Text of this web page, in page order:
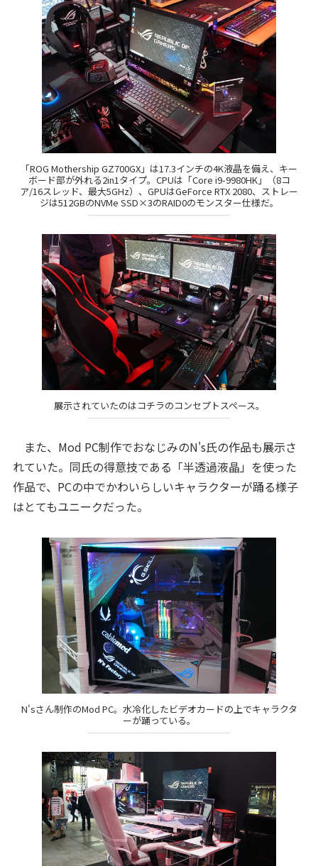
「ROG Mothership GZ700GX」は17.3インチの4K液晶を備え、キー
ボード部が外れる2in1タイプ。CPUは「Core i9-9980HK」（8コ
ア/16スレッド、最大5GHz）、GPUはGeForce RTX 2080、ストレー
ジは512GBのNVMe SSD×3のRAID0のモンスター仕様だ。
展示されていたのはコチラのコンセプトスペース。
また、Mod PC制作でおなじみのN's氏の作品も展示さ
れていた。同氏の得意技である「半透過液晶」を使った
作品で、PCの中でかわいらしいキャラクターが踊る様子
はとてもユニークだった。
N'sさん制作のMod PC。水冷化したビデオカードの上でキャラクタ
ーが踊っている。